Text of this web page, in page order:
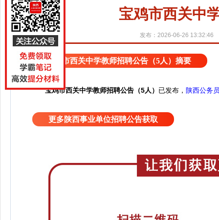
宝鸡市西关中
发布：2026-06-26 13:32:46
宝鸡市西关中学教师招聘公告（5人）摘要
宝鸡市西关中学教师招聘公告（5人） 已发布， 陕西公务
更多陕西事业单位招聘公告获取